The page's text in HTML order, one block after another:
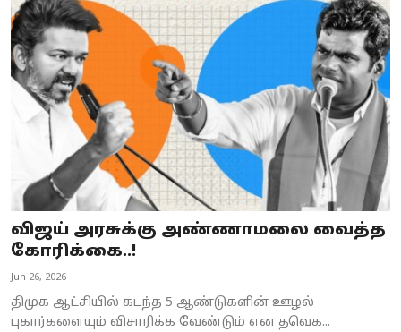
விஜய் அரசுக்கு அண்ணாமலை வைத்த
கோரிக்கை..!
Jun 26, 2026
திமுக ஆட்சியில் கடந்த 5 ஆண்டுகளின் ஊழல்
புகார்களையும் விசாரிக்க வேண்டும் என தவெக...